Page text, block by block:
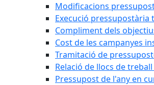
Modificacions
Execució pressupostària
Compliment dels
Cost de les campanyes
Tramitació de
Relació de llocs de
Pressupost de l'any en